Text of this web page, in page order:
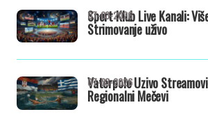
Sport Klub Live Kanali:
Strimovanje uživo
07-03-2026
Vaterpolo Uzivo
Regionalni Mečevi
07-03-2026